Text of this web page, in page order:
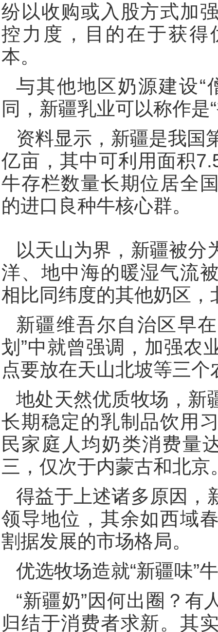
纷以收购或入股方式加
控力度，目的在于获
本。
与其他地区奶源建设“
同，新疆乳业可以称作是
资料显示，新疆是我国
亿亩，其中可利用面积
牛存栏数量长期位居全
的进口良种牛核心群。
以天山为界，新疆被分
洋、地中海的暖湿气流
相比同纬度的其他奶区
新疆维吾尔自治区早
划”中就曾强调，加强农
点要放在天山北坡等三
地处天然优质牧场，新
长期稳定的乳制品饮用
民家庭人均奶类消费量
三，仅次于内蒙古和北京
得益于上述诸多原因，
领导地位，其余如西域
割据发展的市场格局。
优选牧场造就“新疆味”
“新疆奶”因何出圈？有
归结于消费者求新。其